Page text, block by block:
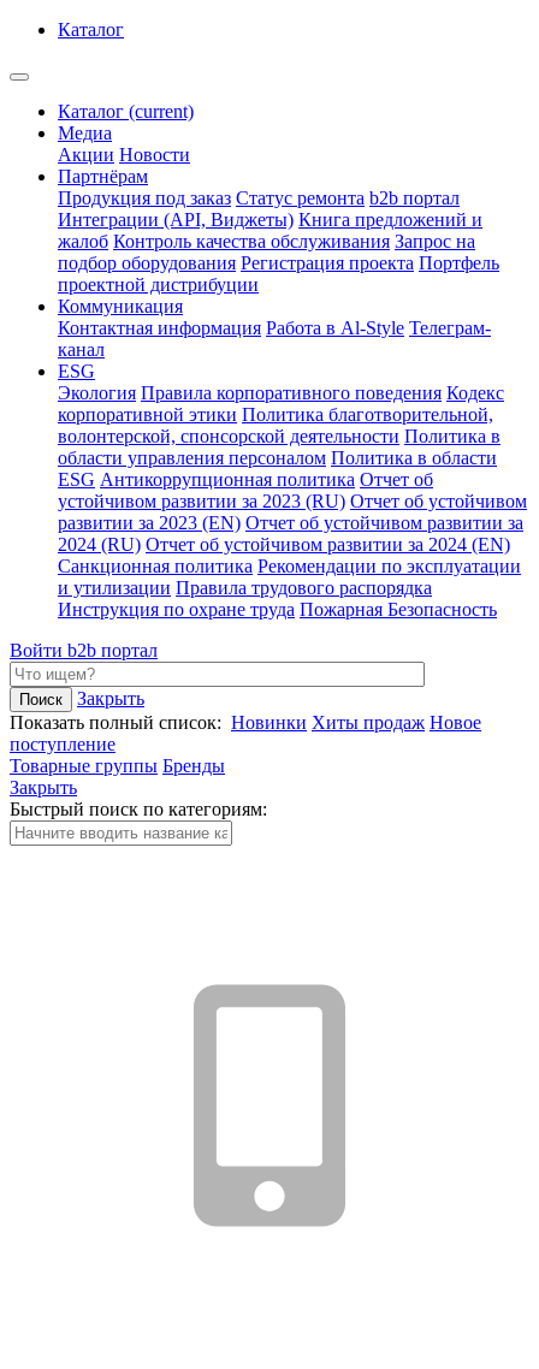
Каталог
Каталог (current)
Медиа
Акции Новости
Партнёрам
Продукция под заказ Статус ремонта b2b портал
Интеграции (API, Виджеты) Книга предложений и
жалоб Контроль качества обслуживания Запрос на
подбор оборудования Регистрация проекта Портфель
проектной дистрибуции
Коммуникация
Контактная информация Работа в Al-Style Телеграм-
канал
ESG
Экология Правила корпоративного поведения Кодекс
корпоративной этики Политика благотворительной,
волонтерской, спонсорской деятельности Политика в
области управления персоналом Политика в области
ESG Антикоррупционная политика Отчет об
устойчивом развитии за 2023 (RU) Отчет об устойчивом
развитии за 2023 (EN) Отчет об устойчивом развитии за
2024 (RU) Отчет об устойчивом развитии за 2024 (EN)
Санкционная политика Рекомендации по эксплуатации
и утилизации Правила трудового распорядка
Инструкция по охране труда Пожарная Безопасность
Войти b2b портал
Закрыть
Показать полный список: Новинки Хиты продаж Новое
поступление
Товарные группы Бренды
Закрыть
Быстрый поиск по категориям: